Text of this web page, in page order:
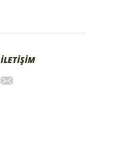
İLETİŞİM